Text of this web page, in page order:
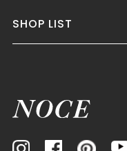
SHOP LIST